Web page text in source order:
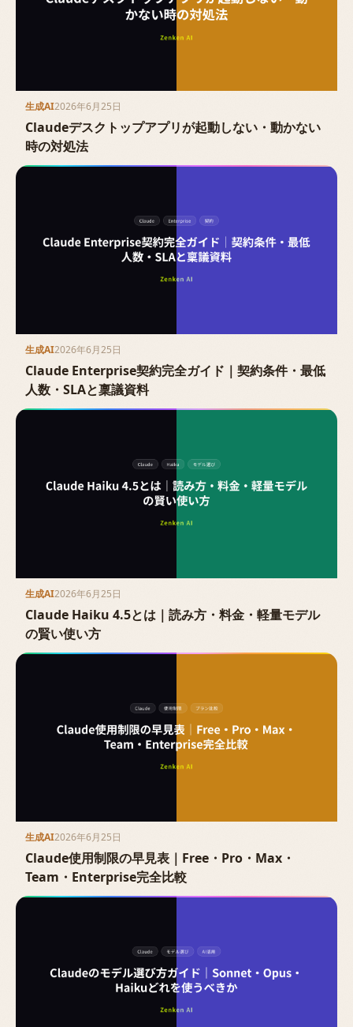
生成AI2026年6月25日
Claudeデスクトップアプリが起動しない・動かない
時の対処法
生成AI2026年6月25日
Claude Enterprise契約完全ガイド｜契約条件・最低
人数・SLAと稟議資料
生成AI2026年6月25日
Claude Haiku 4.5とは｜読み方・料金・軽量モデル
の賢い使い方
生成AI2026年6月25日
Claude使用制限の早見表｜Free・Pro・Max・
Team・Enterprise完全比較